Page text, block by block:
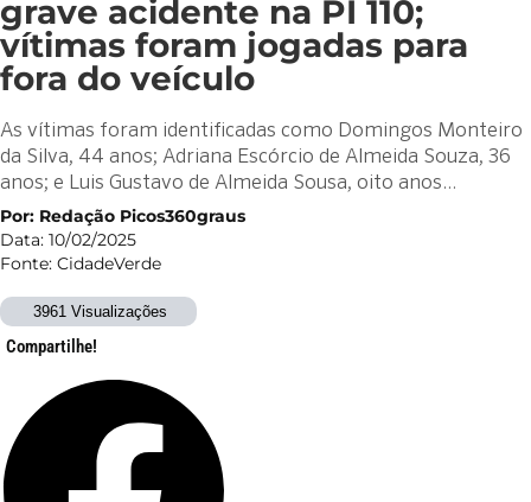
grave acidente na PI 110;
vítimas foram jogadas para
fora do veículo
As vítimas foram identificadas como Domingos Monteiro
da Silva, 44 anos; Adriana Escórcio de Almeida Souza, 36
anos; e Luis Gustavo de Almeida Sousa, oito anos…
Por: Redação Picos360graus
Data: 10/02/2025
Fonte: CidadeVerde
3961 Visualizações
Compartilhe!